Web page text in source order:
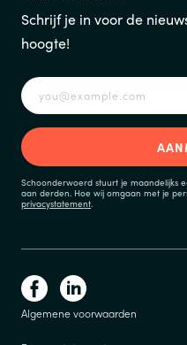
Schrijf je in voor de
hoogte!
Schoonderwoerd stuurt je maandelijks
aan derden. Hoe wij omgaan met je
privacystatement
Algemene voorwaarden